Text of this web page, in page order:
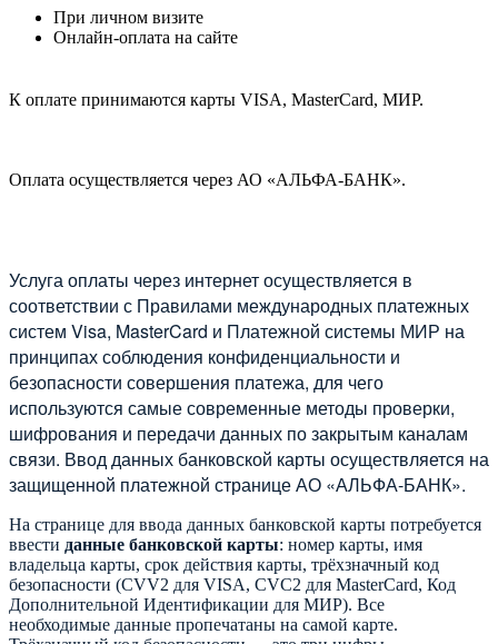
При личном визите
Онлайн-оплата на сайте
К оплате принимаются карты VISA, MasterCard, МИР.
Оплата осуществляется через АО «АЛЬФА-БАНК».
Услуга оплаты через интернет осуществляется в
соответствии с Правилами международных платежных
систем Visa, MasterCard и Платежной системы МИР на
принципах соблюдения конфиденциальности и
безопасности совершения платежа, для чего
используются самые современные методы проверки,
шифрования и передачи данных по закрытым каналам
связи. Ввод данных банковской карты осуществляется на
защищенной платежной странице АО «АЛЬФА-БАНК».
На странице для ввода данных банковской карты потребуется
ввести данные банковской карты: номер карты, имя
владельца карты, срок действия карты, трёхзначный код
безопасности (CVV2 для VISA, CVC2 для MasterCard, Код
Дополнительной Идентификации для МИР). Все
необходимые данные пропечатаны на самой карте.